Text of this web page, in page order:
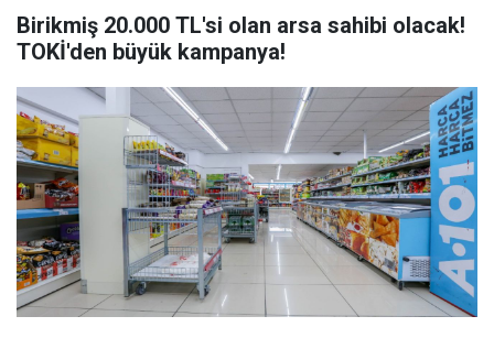
Birikmiş 20.000 TL'si olan arsa sahibi olacak!
TOKİ'den büyük kampanya!